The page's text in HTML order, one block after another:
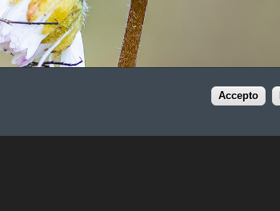
Accepto